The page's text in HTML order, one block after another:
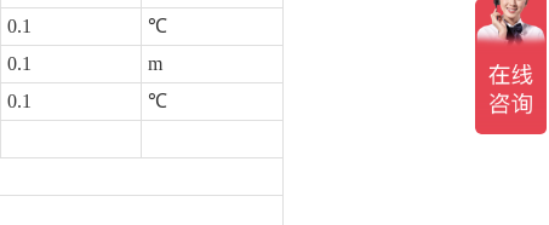
0.1
℃
0.1
m
0.1
℃